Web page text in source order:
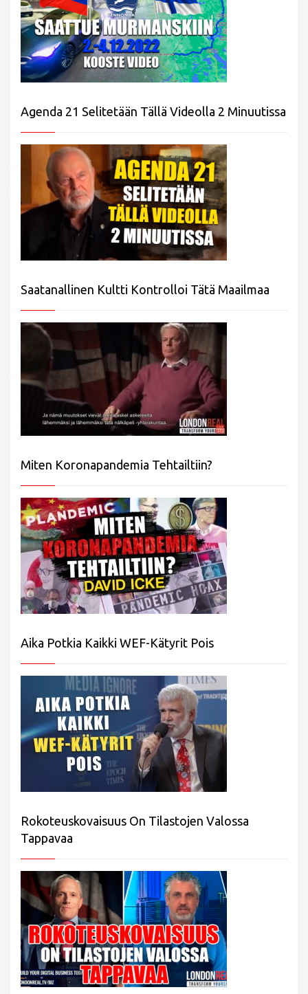
Agenda 21 Selitetään Tällä Videolla 2 Minuutissa
Saatanallinen Kultti Kontrolloi Tätä Maailmaa
Miten Koronapandemia Tehtailtiin?
Aika Potkia Kaikki WEF-Kätyrit Pois
Rokoteuskovaisuus On Tilastojen Valossa
Tappavaa